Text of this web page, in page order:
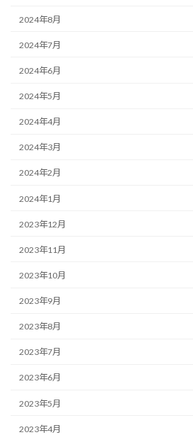
2024年8月
2024年7月
2024年6月
2024年5月
2024年4月
2024年3月
2024年2月
2024年1月
2023年12月
2023年11月
2023年10月
2023年9月
2023年8月
2023年7月
2023年6月
2023年5月
2023年4月